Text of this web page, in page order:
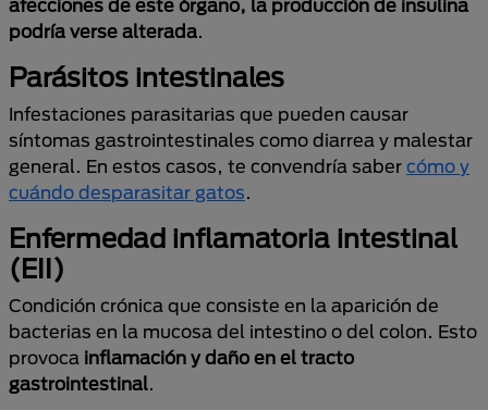
afecciones de este órgano, la producción de insulina
podría verse alterada.
Parásitos intestinales
Infestaciones parasitarias que pueden causar
síntomas gastrointestinales como diarrea y malestar
general. En estos casos, te convendría saber cómo y
cuándo desparasitar gatos.
Enfermedad inflamatoria intestinal
(EII)
Condición crónica que consiste en la aparición de
bacterias en la mucosa del intestino o del colon. Esto
provoca inflamación y daño en el tracto
gastrointestinal.